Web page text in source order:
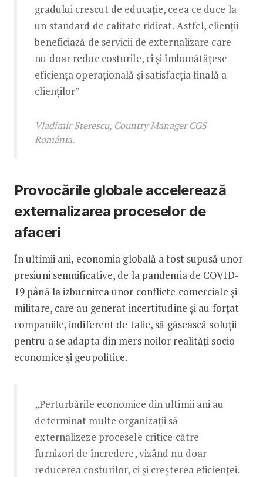
gradului crescut de educație, ceea ce duce la
un standard de calitate ridicat. Astfel, clienții
beneficiază de servicii de externalizare care
nu doar reduc costurile, ci și îmbunătățesc
eficiența operațională și satisfacția finală a
clienților”
Vladimir Sterescu, Country Manager CGS
România.
Provocările globale accelerează
externalizarea proceselor de
afaceri
În ultimii ani, economia globală a fost supusă unor
presiuni semnificative, de la pandemia de COVID-
19 până la izbucnirea unor conflicte comerciale și
militare, care au generat incertitudine și au forțat
companiile, indiferent de talie, să găsească soluții
pentru a se adapta din mers noilor realități socio-
economice și geopolitice.
„Perturbările economice din ultimii ani au
determinat multe organizații să
externalizeze procesele critice către
furnizori de încredere, vizând nu doar
reducerea costurilor, ci și creșterea eficienței.